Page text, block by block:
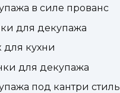
в силе прованс
для декупажа
для кухни
для декупажа
под кантри стиль